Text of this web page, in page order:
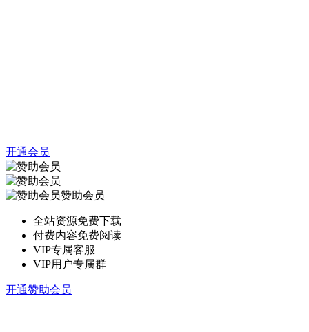
开通会员
赞助会员
全站资源免费下载
付费内容免费阅读
VIP专属客服
VIP用户专属群
开通赞助会员